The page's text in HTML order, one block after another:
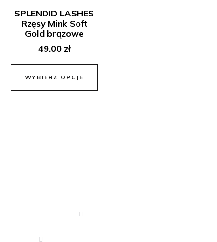
SPLENDID LASHES
Rzęsy Mink Soft
Gold brązowe
49.00 zł
WYBIERZ OPCJE